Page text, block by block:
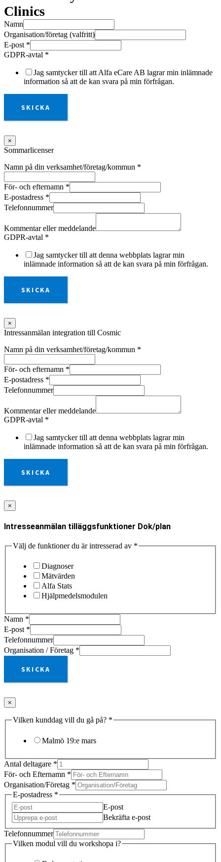
Clinics
Namn
Organisation/företag (valfritt)
E-post *
GDPR-avtal *
Jag samtycker till att Alfa eCare AB lagrar min inlämnade
information så att de kan svara på min förfrågan.
SKICKA
×
Sommarlicenser
Namn på din verksamhet/företag/kommun *
För- och efternamn *
E-postadress *
Telefonnummer
Kommentar eller meddelande
GDPR-avtal *
Jag samtycker till att denna webbplats lagrar min
inlämnade information så att de kan svara på min förfrågan.
SKICKA
×
Intressanmälan integration till Cosmic
Namn på din verksamhet/företag/kommun *
För- och efternamn *
E-postadress *
Telefonnummer
Kommentar eller meddelande
GDPR-avtal *
Jag samtycker till att denna webbplats lagrar min
inlämnade information så att de kan svara på min förfrågan.
SKICKA
×
Intresseanmälan tilläggsfunktioner Dok/plan
Välj de funktioner du är intresserad av *
Diagnoser
Mätvärden
Alfa Stats
Hjälpmedelsmodulen
Namn *
E-post *
Telefonnummer
Organisation / Företag *
SKICKA
×
Vilken kunddag vill du gå på? *
Malmö 19:e mars
Antal deltagare *
För- och Efternamn *
Organisation/Företag *
E-postadress *
E-post
Bekräfta e-post
Telefonnummer
Vilken modul vill du workshopa i?